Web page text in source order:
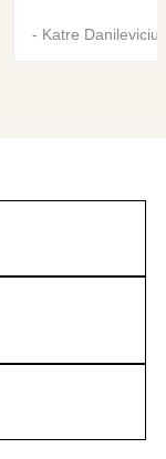
- Katre Danilevicius